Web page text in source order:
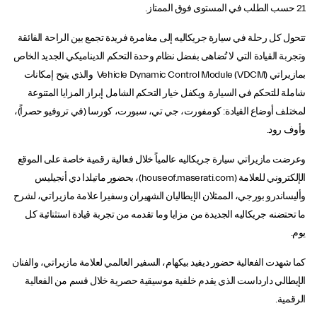
21 حسب الطلب في المستوى فوق الممتاز.
تتحول كل رحلة في سيارة جريكاليه إلى مغامرة فريدة تجمع بين الراحة الفائقة
وتجربة القيادة التي لا تُضاهى بفضل نظام وحدة التحكم الديناميكي الجديد الخاص
بمازيراتي Vehicle Dynamic Control Module (VDCM) والذي يتيح إمكانات
شاملة للتحكم في السيارة. ويكفل خيار التحكم الشامل إبراز المزايا المتنوعة
لمختلف أوضاع القيادة: كومفورت، جي تي، سبورت، كورسا (في تروفيو حصراً)،
وأوف رود.
وعرضت مازيراتي سيارة جريكاليه عالمياً خلال فعالية رقمية خاصة على الموقع
الإلكتروني للعلامة (houseof.maserati.com)، بحضور ماتيلدا دي أنجيليس
وأليساندرو بورجي، الممثلان الإيطاليان الشهيران وسفيرا علامة مازيراتي، لشرح
ما تحتضنه جريكاليه الجديدة من مزايا وما تقدمه من تجربة قيادة استثنائية كل
يوم.
كما شهدت الفعالية حضور ديفيد بيكهام، السفير العالمي لعلامة مازيراتي، والفنان
الإيطالي دارداست الذي يقدم خلفية موسيقية حصرية خلال قسم من الفعالية
الرقمية.